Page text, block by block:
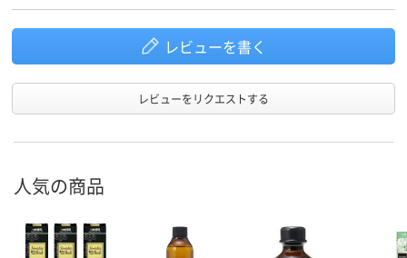
レビューを書く
レビューをリクエストする
人気の商品